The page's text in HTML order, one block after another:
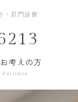
・肛門診療
考えの方
Patients